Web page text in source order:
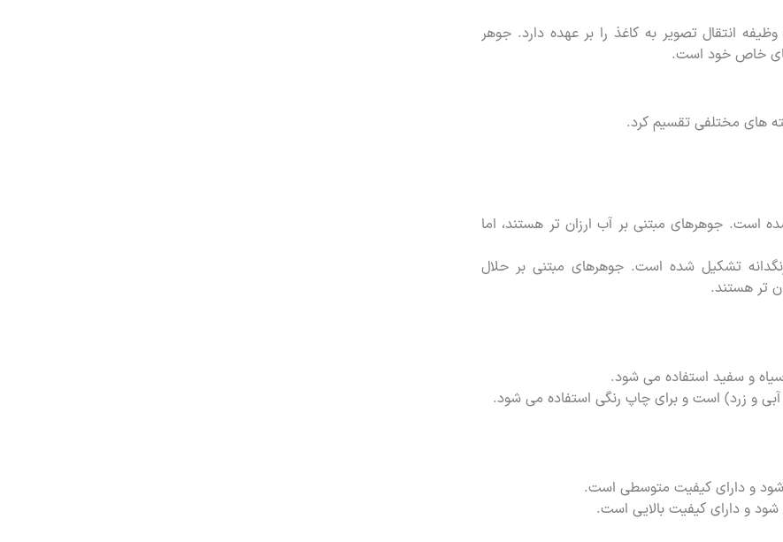
انتقال تصویر به کاغذ را بر عهده دارد. جوهر
خاص خود است.
های مختلفی تقسیم کرد.
است. جوهرهای مبتنی بر آب ارزان تر هستند، اما
تشکیل شده است. جوهرهای مبتنی بر حلال
تر هستند.
و سفید استفاده می شود.
و زرد) است و برای چاپ رنگی استفاده می شود.
و دارای کیفیت متوسطی است.
و دارای کیفیت بالایی است.